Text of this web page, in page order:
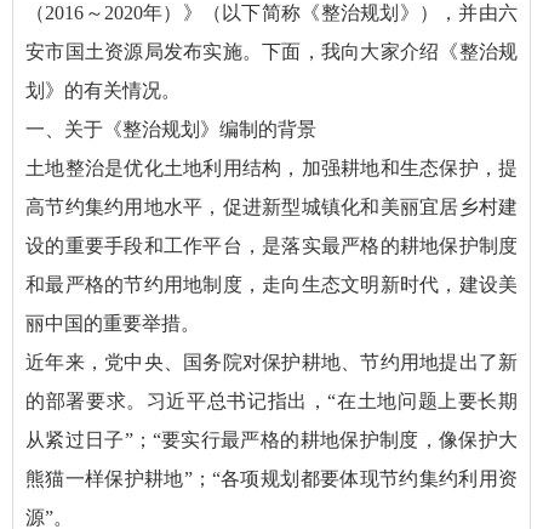
（2016～2020年）》（以下简称《整治规划》），并由六
安市国土资源局发布实施。下面，我向大家介绍《整治规
划》的有关情况。
一、关于《整治规划》编制的背景
土地整治是优化土地利用结构，加强耕地和生态保护，提
高节约集约用地水平，促进新型城镇化和美丽宜居乡村建
设的重要手段和工作平台，是落实最严格的耕地保护制度
和最严格的节约用地制度，走向生态文明新时代，建设美
丽中国的重要举措。
近年来，党中央、国务院对保护耕地、节约用地提出了新
的部署要求。习近平总书记指出，“在土地问题上要长期
从紧过日子”；“要实行最严格的耕地保护制度，像保护大
熊猫一样保护耕地”；“各项规划都要体现节约集约利用资
源”。